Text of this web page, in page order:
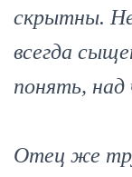
скрытны.
всегда
понять,
Отец же